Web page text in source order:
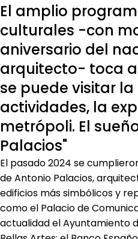
El amplio
culturales -con
aniversario del
arquitecto- toca a
se puede visitar
actividades, la
metrópoli. El
Palacios"
El pasado 2024 se
de Antonio Palacios,
edificios más simbólicos y
como el Palacio de
actualidad el Ayuntamiento